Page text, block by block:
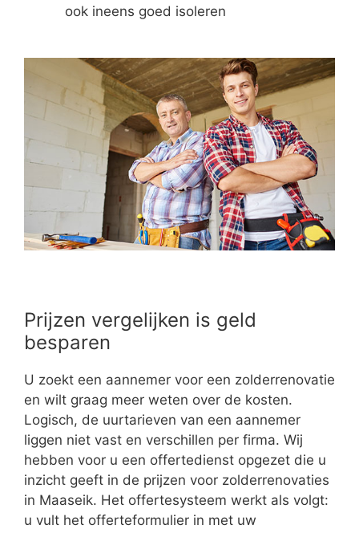
ook ineens goed isoleren
Prijzen vergelijken is geld
besparen
U zoekt een aannemer voor een zolderrenovatie
en wilt graag meer weten over de kosten.
Logisch, de uurtarieven van een aannemer
liggen niet vast en verschillen per firma. Wij
hebben voor u een offertedienst opgezet die u
inzicht geeft in de prijzen voor zolderrenovaties
in Maaseik. Het offertesysteem werkt als volgt:
u vult het offerteformulier in met uw